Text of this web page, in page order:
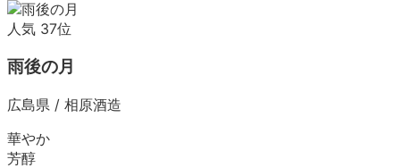
人気 37位
雨後の月
広島県 / 相原酒造
華やか
芳醇